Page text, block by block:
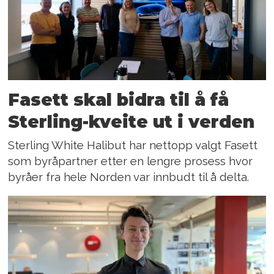
Fasett skal bidra til å få
Sterling-kveite ut i verden
Sterling White Halibut har nettopp valgt Fasett
som byråpartner etter en lengre prosess hvor
byråer fra hele Norden var innbudt til å delta.